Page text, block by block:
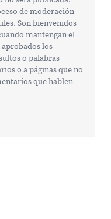
de moderación
Son bienvenidos
mantengan el
los
o palabras
o a páginas que no
que hablen